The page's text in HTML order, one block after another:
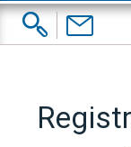
Buscar: